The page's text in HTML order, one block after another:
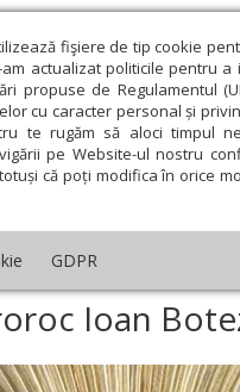
fişiere de tip cookie
actualizat politicile pentru
propuse de Regulamentul
cu caracter personal și
te rugăm să aloci timpul
pe Website-ul nostru
că poți modifica în orice
GDPR
Teologie și spiritualitate
Evanghelia zilei
Sinaxar › Soborul Sfântului
Ioan